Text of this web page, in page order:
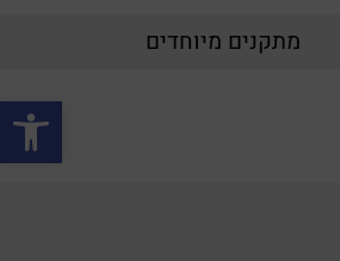
פתח
מתקנים מיוחדים